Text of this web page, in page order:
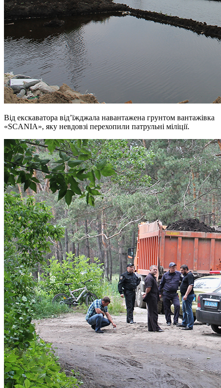
Від екскаватора від’їжджала навантажена грунтом вантажівка
«SCANIA», яку невдовзі перехопили патрульні міліції.